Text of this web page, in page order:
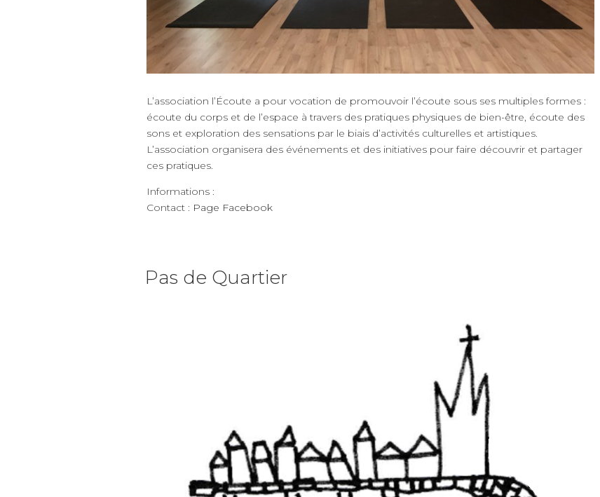
L’association l’Écoute a pour vocation de promouvoir l’écoute sous ses multiples formes :
écoute du corps et de l’espace à travers des pratiques physiques de bien-être, écoute des
sons et exploration des sensations par le biais d’activités culturelles et artistiques.
L’association organisera des événements et des initiatives pour faire découvrir et partager
ces pratiques.
Informations :
Contact : Page Facebook
Pas de Quartier